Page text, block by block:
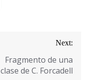
Next:
Fragmento de una
clase de C. Forcadell